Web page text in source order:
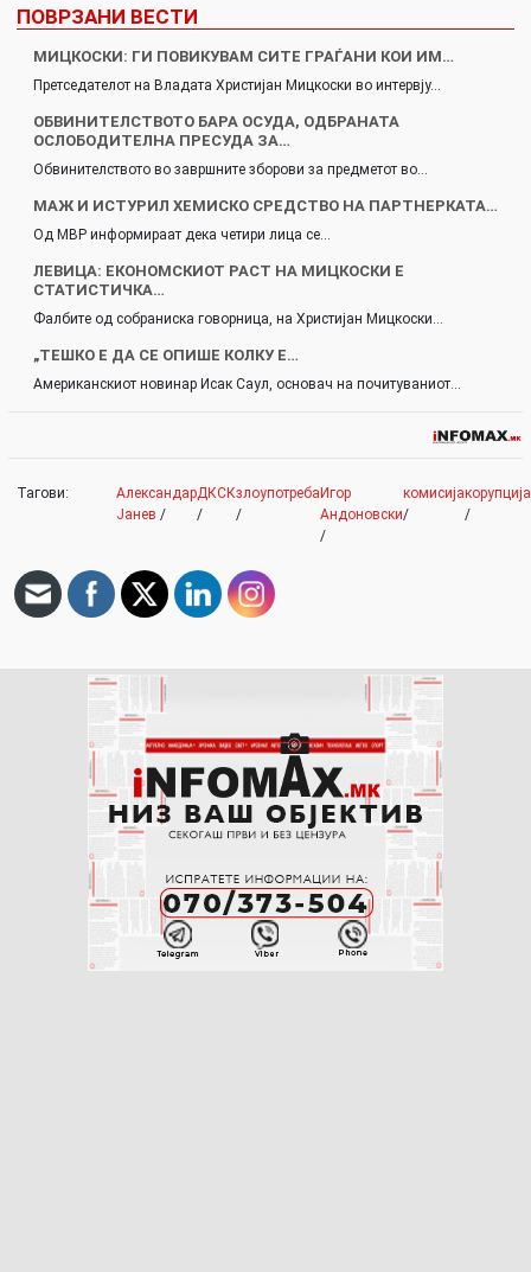
ПОВРЗАНИ ВЕСТИ
МИЦКОСКИ: ГИ ПОВИКУВАМ СИТЕ ГРАЃАНИ КОИ ИМ…
Претседателот на Владата Христијан Мицкоски во интервју…
ОБВИНИТЕЛСТВОТО БАРА ОСУДА, ОДБРАНАТА
ОСЛОБОДИТЕЛНА ПРЕСУДА ЗА…
Обвинителството во завршните зборови за предметот во…
МАЖ И ИСТУРИЛ ХЕМИСКО СРЕДСТВО НА ПАРТНЕРКАТА…
Од МВР информираат дека четири лица се…
ЛЕВИЦА: ЕКОНОМСКИОТ РАСТ НА МИЦКОСКИ Е
СТАТИСТИЧКА…
Фалбите од собраниска говорница, на Христијан Мицкоски…
„ТЕШКО Е ДА СЕ ОПИШЕ КОЛКУ Е…
Американскиот новинар Исак Саул, основач на почитуваниот…
Тагови:
Александар
Јанев /
ДКСК
/
злоупотреба
/
Игор
Андоновски
/
комисија
/
корупција
/